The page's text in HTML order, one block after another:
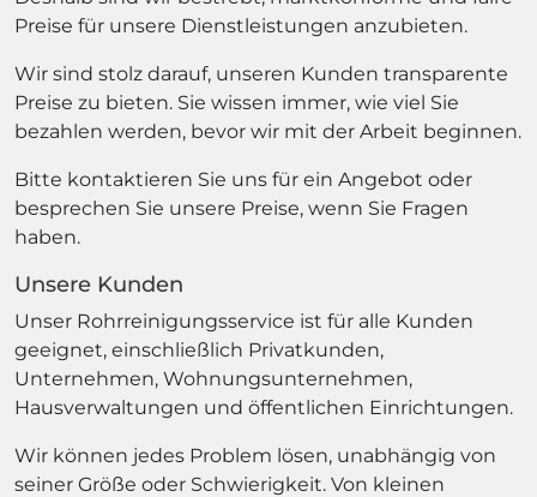
Preise für unsere Dienstleistungen anzubieten.
Wir sind stolz darauf, unseren Kunden transparente
Preise zu bieten. Sie wissen immer, wie viel Sie
bezahlen werden, bevor wir mit der Arbeit beginnen.
Bitte kontaktieren Sie uns für ein Angebot oder
besprechen Sie unsere Preise, wenn Sie Fragen
haben.
Unsere Kunden
Unser Rohrreinigungsservice ist für alle Kunden
geeignet, einschließlich Privatkunden,
Unternehmen, Wohnungsunternehmen,
Hausverwaltungen und öffentlichen Einrichtungen.
Wir können jedes Problem lösen, unabhängig von
seiner Größe oder Schwierigkeit. Von kleinen